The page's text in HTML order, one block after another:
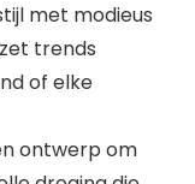
met modieus
trends
of elke
ontwerp om